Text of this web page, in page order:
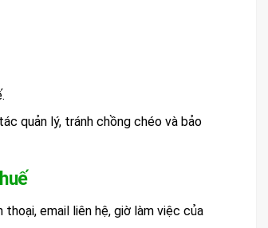
quản lý, tránh chồng chéo và bảo
email liên hệ, giờ làm việc của